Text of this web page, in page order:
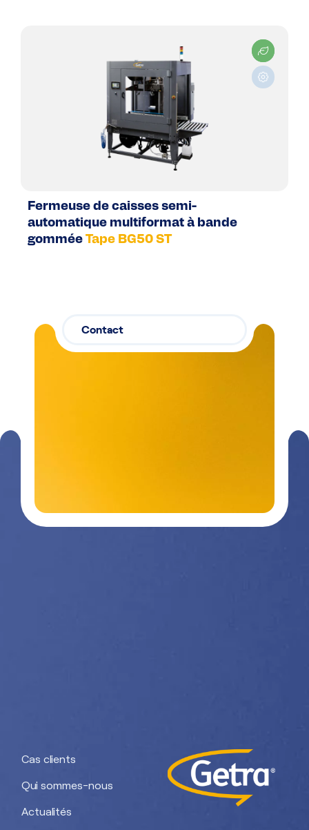
Fermeuse de caisses semi-
automatique multiformat à bande
gommée Tape BG50 ST
Contact
Cas clients
Qui sommes-nous
Actualités